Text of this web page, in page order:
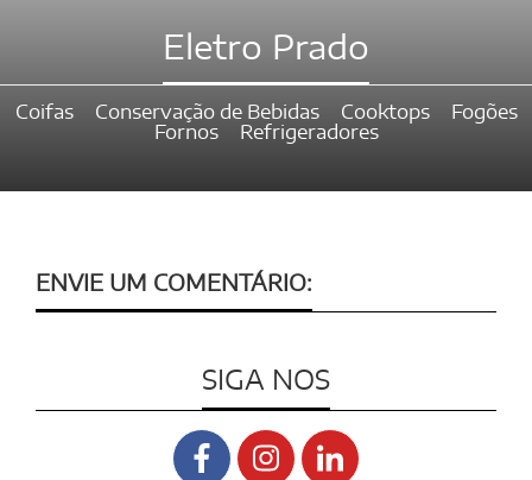
Eletro Prado
Coifas Conservação de Bebidas Cooktops
Fogões
Fornos
Refrigeradores
ENVIE UM COMENTÁRIO:
SIGA NOS